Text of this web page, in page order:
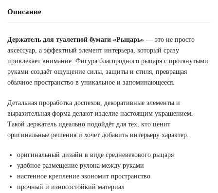
Описание
Держатель для туалетной бумаги «Рыцарь» — это не просто
аксессуар, а эффектный элемент интерьера, который сразу
привлекает внимание. Фигура благородного рыцаря с протянутыми
руками создаёт ощущение силы, защиты и стиля, превращая
обычное пространство в уникальное и запоминающееся.
Детальная проработка доспехов, декоративные элементы и
выразительная форма делают изделие настоящим украшением.
Такой держатель идеально подойдёт для тех, кто ценит
оригинальные решения и хочет добавить интерьеру характер.
оригинальный дизайн в виде средневекового рыцаря
удобное размещение рулона между руками
настенное крепление экономит пространство
прочный и износостойкий материал